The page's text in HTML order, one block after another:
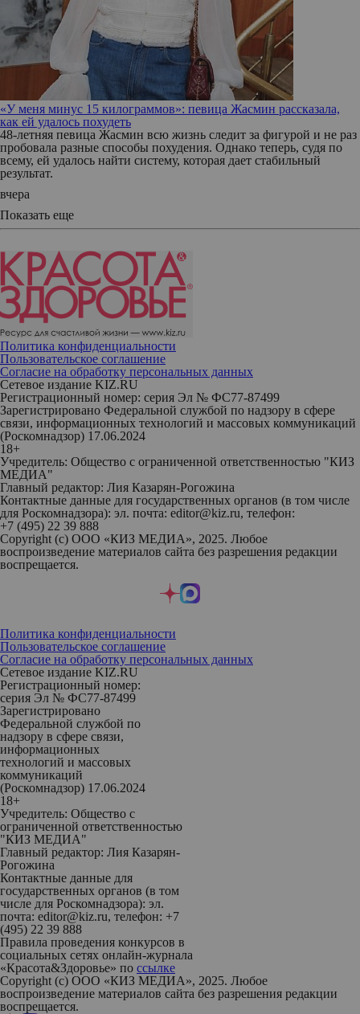
«У меня минус 15 килограммов»: певица Жасмин рассказала,
как ей удалось похудеть
48-летняя певица Жасмин всю жизнь следит за фигурой и не раз
пробовала разные способы похудения. Однако теперь, судя по
всему, ей удалось найти систему, которая дает стабильный
результат.
вчера
Показать еще
Политика конфиденциальности
Пользовательское соглашение
Согласие на обработку персональных данных
Сетевое издание KIZ.RU
Регистрационный номер: серия Эл № ФС77-87499
Зарегистрировано Федеральной службой по надзору в сфере
связи, информационных технологий и массовых коммуникаций
(Роскомнадзор) 17.06.2024
18+
Учредитель: Общество с ограниченной ответственностью "КИЗ
МЕДИА"
Главный редактор: Лия Казарян-Рогожина
Контактные данные для государственных органов (в том числе
для Роскомнадзора): эл. почта: editor@kiz.ru, телефон:
+7 (495) 22 39 888
Copyright (с) ООО «КИЗ МЕДИА», 2025. Любое
воспроизведение материалов сайта без разрешения редакции
воспрещается.
Политика конфиденциальности
Пользовательское соглашение
Согласие на обработку персональных данных
Сетевое издание KIZ.RU
Регистрационный номер:
серия Эл № ФС77-87499
Зарегистрировано
Федеральной службой по
надзору в сфере связи,
информационных
технологий и массовых
коммуникаций
(Роскомнадзор) 17.06.2024
18+
Учредитель: Общество с
ограниченной ответственностью
"КИЗ МЕДИА"
Главный редактор: Лия Казарян-
Рогожина
Контактные данные для
государственных органов (в том
числе для Роскомнадзора): эл.
почта: editor@kiz.ru, телефон: +7
(495) 22 39 888
Правила проведения конкурсов в
социальных сетях онлайн-журнала
«Красота&Здоровье» по ссылке
Copyright (с) ООО «КИЗ МЕДИА», 2025. Любое
воспроизведение материалов сайта без разрешения редакции
воспрещается.